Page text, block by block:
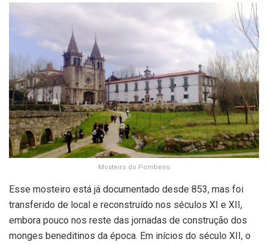
Mosteiro do Pombeiro
Esse mosteiro está já documentado desde 853, mas foi
transferido de local e reconstruído nos séculos XI e XII,
embora pouco nos reste das jornadas de construção dos
monges beneditinos da época. Em inícios do século XII, o